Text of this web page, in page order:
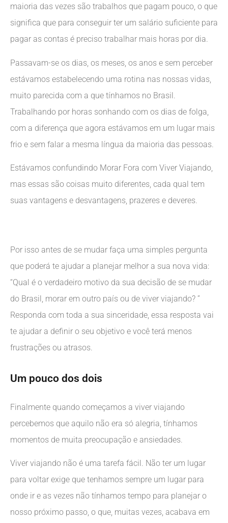
maioria das vezes são trabalhos que pagam pouco, o que
significa que para conseguir ter um salário suficiente para
pagar as contas é preciso trabalhar mais horas por dia.
Passavam-se os dias, os meses, os anos e sem perceber
estávamos estabelecendo uma rotina nas nossas vidas,
muito parecida com a que tínhamos no Brasil.
Trabalhando por horas sonhando com os dias de folga,
com a diferença que agora estávamos em um lugar mais
frio e sem falar a mesma língua da maioria das pessoas.
Estávamos confundindo Morar Fora com Viver Viajando,
mas essas são coisas muito diferentes, cada qual tem
suas vantagens e desvantagens, prazeres e deveres.
Por isso antes de se mudar faça uma simples pergunta
que poderá te ajudar a planejar melhor a sua nova vida:
“Qual é o verdadeiro motivo da sua decisão de se mudar
do Brasil, morar em outro país ou de viver viajando? ”
Responda com toda a sua sinceridade, essa resposta vai
te ajudar a definir o seu objetivo e você terá menos
frustrações ou atrasos.
Um pouco dos dois
Finalmente quando começamos a viver viajando
percebemos que aquilo não era só alegria, tínhamos
momentos de muita preocupação e ansiedades.
Viver viajando não é uma tarefa fácil. Não ter um lugar
para voltar exige que tenhamos sempre um lugar para
onde ir e as vezes não tínhamos tempo para planejar o
nosso próximo passo, o que, muitas vezes, acabava em